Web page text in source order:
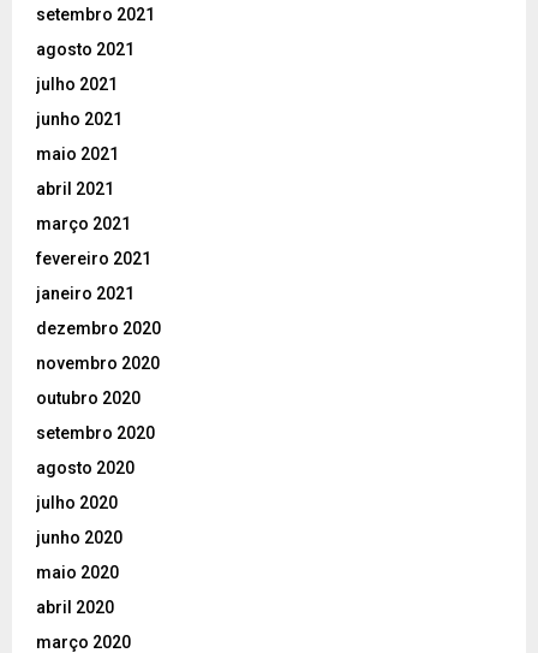
setembro 2021
agosto 2021
julho 2021
junho 2021
maio 2021
abril 2021
março 2021
fevereiro 2021
janeiro 2021
dezembro 2020
novembro 2020
outubro 2020
setembro 2020
agosto 2020
julho 2020
junho 2020
maio 2020
abril 2020
março 2020